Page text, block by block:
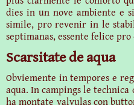
dies in un nove ambiente e
simile, pro revenir in le
septimanas, essente felice
Scarsitate de aqua
Obviemente in tempores e
aqua. In campings le
ha montate valvulas con